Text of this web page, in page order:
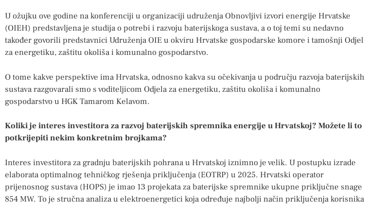
U ožujku ove godine na konferenciji u organizaciji udruženja Obnovljivi izvori energije Hrvatske
(OIEH) predstavljena je studija o potrebi i razvoju baterijskoga sustava, a o toj temi su nedavno
također govorili predstavnici Udruženja OIE u okviru Hrvatske gospodarske komore i tamošnji Odjel
za energetiku, zaštitu okoliša i komunalno gospodarstvo.
O tome kakve perspektive ima Hrvatska, odnosno kakva su očekivanja u području razvoja baterijskih
sustava razgovarali smo s voditeljicom Odjela za energetiku, zaštitu okoliša i komunalno
gospodarstvo u HGK Tamarom Kelavom.
Koliki je interes investitora za razvoj baterijskih spremnika energije u Hrvatskoj? Možete li to
potkrijepiti nekim konkretnim brojkama?
Interes investitora za gradnju baterijskih pohrana u Hrvatskoj iznimno je velik. U postupku izrade
elaborata optimalnog tehničkog rješenja priključenja (EOTRP) u 2025. Hrvatski operator
prijenosnog sustava (HOPS) je imao 13 projekata za baterijske spremnike ukupne priključne snage
854 MW. To je stručna analiza u elektroenergetici koja određuje najbolji način priključenja korisnika